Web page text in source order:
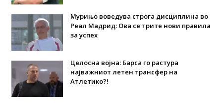
Мурињо воведува строга дисциплина во
Реал Мадрид: Ова се трите нови правила
за успех
Целосна војна: Барса го растура
најважниот летен трансфер на
Атлетико?!